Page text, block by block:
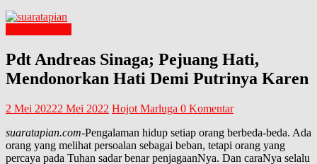
Pdt Andreas Sinaga; Pejuang Hati,
Mendonorkan Hati Demi Putrinya Karen
2 Mei 20222 Mei 2022 Hojot Marluga 0 Komentar
suaratapian.com-Pengalaman hidup setiap orang berbeda-beda. Ada
orang yang melihat persoalan sebagai beban, tetapi orang yang
percaya pada Tuhan sadar benar penjagaanNya. Dan caraNya selalu